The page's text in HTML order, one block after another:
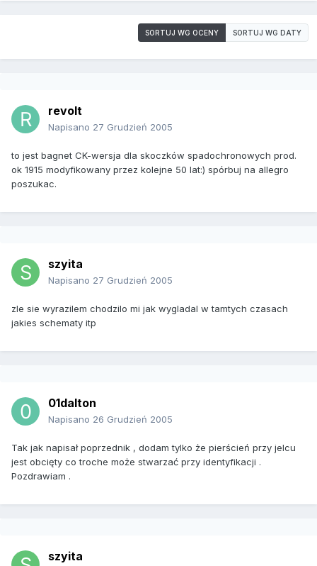
SORTUJ WG OCENY SORTUJ WG DATY
revolt
Napisano 27 Grudzień 2005
to jest bagnet CK-wersja dla skoczków spadochronowych prod.
ok 1915 modyfikowany przez kolejne 50 lat:) spórbuj na allegro
poszukac.
szyita
Napisano 27 Grudzień 2005
zle sie wyrazilem chodzilo mi jak wygladal w tamtych czasach
jakies schematy itp
01dalton
Napisano 26 Grudzień 2005
Tak jak napisał poprzednik , dodam tylko że pierścień przy jelcu
jest obcięty co troche może stwarzać przy identyfikacji .
Pozdrawiam .
szyita